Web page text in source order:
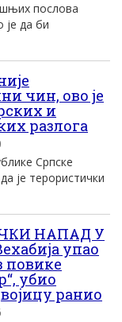
послова
је да би
чин, ово је
и
разлога
Српске
је терористички
НАПАД У
упао
повике
убио
ранио